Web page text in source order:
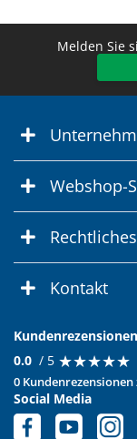
Melden Sie
Webshop-
Rechtliches
Kontakt
Kundenrezensionen
0.0 / 5 ★★★★★
★★★★★
0
Social Media